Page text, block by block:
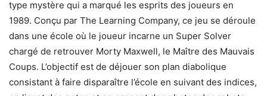
type mystère qui a marqué les esprits des joueurs en
1989. Conçu par The Learning Company, ce jeu se déroule
dans une école où le joueur incarne un Super Solver
chargé de retrouver Morty Maxwell, le Maître des Mauvais
Coups. L’objectif est de déjouer son plan diabolique
consistant à faire disparaître l’école en suivant des indices,